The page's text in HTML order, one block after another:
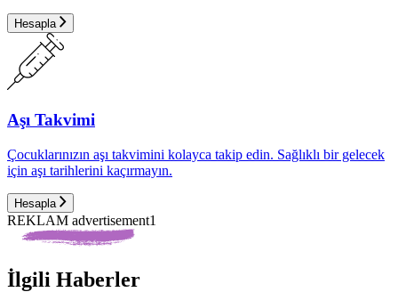
Hesapla
Aşı Takvimi
Çocuklarınızın aşı takvimini kolayca takip edin. Sağlıklı bir gelecek
için aşı tarihlerini kaçırmayın.
Hesapla
REKLAM advertisement1
İlgili Haberler